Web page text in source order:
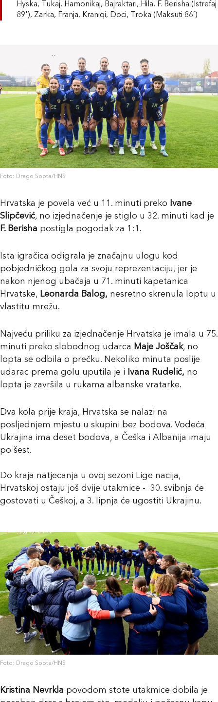
Hyska, Tukaj, Hamonikaj, Bajraktari, Hila, F. Berisha (Istrefaj
89'), Zarka, Franja, Kraniqi, Doci, Troka (Maksuti 86’)
Foto: Drago Sopta/HNS
Hrvatska je povela već u 11. minuti preko
Ivane
Slipčević, no izjednačenje je stiglo u 32. minuti kad je
F. Berisha postigla pogodak za 1:1.
Ista igračica odigrala je značajnu ulogu kod
pobjedničkog gola za svoju reprezentaciju, jer je
nakon njenog ubačaja u 71. minuti kapetanica
Hrvatske, Leonarda Balog, nesretno skrenula loptu u
vlastitu mrežu.
Najveću priliku za izjednačenje Hrvatska je imala u 75.
minuti preko slobodnog udarca Maje Joščak, no
lopta se odbila o prečku. Nekoliko minuta poslije
udarac prema golu uputila je i
Ivana Rudelić, no
lopta je završila u rukama albanske vratarke.
Dva kola prije kraja, Hrvatska se nalazi na
posljednjem mjestu u skupini bez bodova. Vodeća
Ukrajina ima deset bodova, a Češka i Albanija imaju
po šest.
Do kraja natjecanja u ovoj sezoni Lige nacija,
Hrvatskoj ostaju još dvije utakmice - 30. svibnja će
gostovati u Češkoj, a 3. lipnja će ugostiti Ukrajinu.
Foto: Drago Sopta/HNS
Kristina Nevrkla povodom stote utakmice dobila je